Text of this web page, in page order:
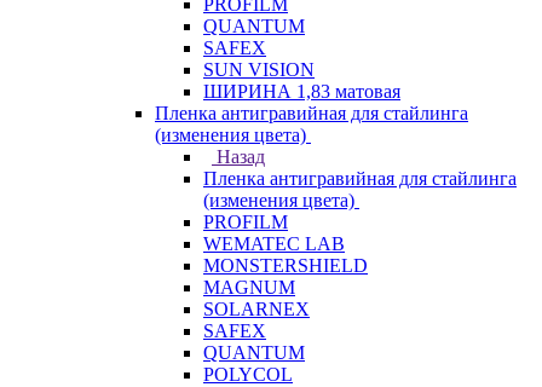
PROFILM
QUANTUM
SAFEX
SUN VISION
ШИРИНА 1,83 матовая
Пленка антигравийная для стайлинга
(изменения цвета)
Назад
Пленка антигравийная для стайлинга
(изменения цвета)
PROFILM
WEMATEC LAB
MONSTERSHIELD
MAGNUM
SOLARNEX
SAFEX
QUANTUM
POLYCOL